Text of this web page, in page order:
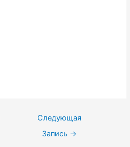
Следующая
Запись →